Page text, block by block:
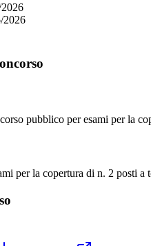
2026
pubblico per esami per la
per la copertura di n. 2 posti